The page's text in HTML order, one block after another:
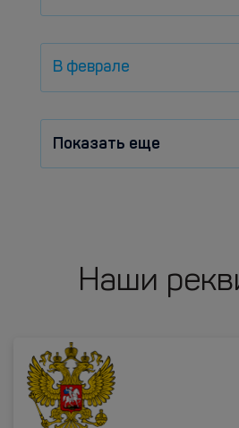
В феврале
Показать еще
Наши